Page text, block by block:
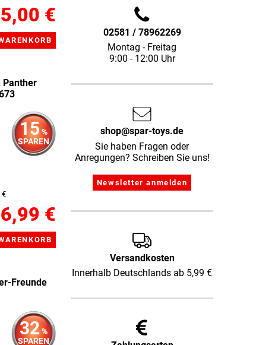
€
Panther
15 %
SPAREN
€
€
Freunde
32 %
SPAREN
02581 / 78962269
Montag - Freitag
9:00 - 12:00 Uhr
shop@spar-toys.de
Sie haben Fragen oder
Anregungen? Schreiben Sie uns!
Versandkosten
Innerhalb Deutschlands ab 5,99 €